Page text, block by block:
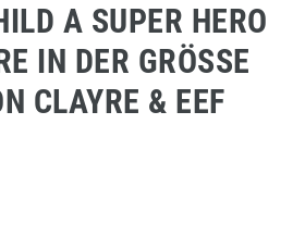
A SUPER HERO
IN DER GRÖSSE 1
CLAYRE & EEF